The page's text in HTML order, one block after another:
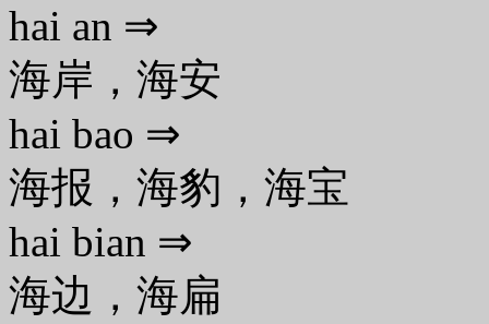
hai an ⇒
海岸，海安
hai bao ⇒
海报，海豹，海宝
hai bian ⇒
海边，海扁